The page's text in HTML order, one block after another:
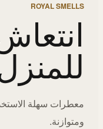
ROYAL SMELLS
معطرات سهلة
ومتوازنة.